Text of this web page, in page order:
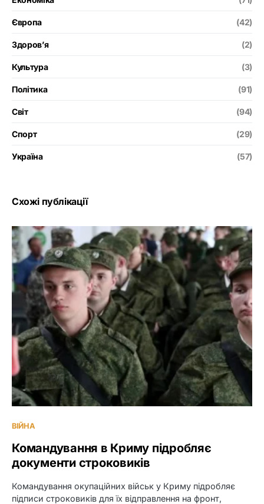
Європа (42)
Здоров’я (2)
Культура (3)
Політика (91)
Світ (94)
Спорт (29)
Україна (57)
Схожі публікації
ВІЙНА
Командування в Криму підробляє
документи строковиків
Командування окупаційних військ у Криму підробляє
підписи строковиків для їх відправлення на фронт,